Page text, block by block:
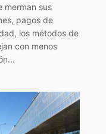
merman sus
pagos de
los métodos de
con menos